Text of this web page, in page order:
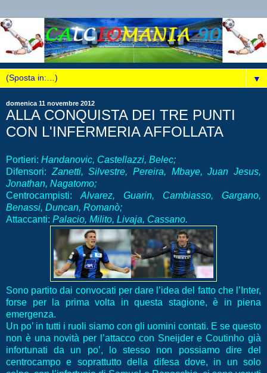
▼
domenica 11 novembre 2012
ALLA CONQUISTA DEI TRE PUNTI
CON L'INFERMERIA AFFOLLATA
Portieri: Handanovic, Castellazzi, Belec;
Difensori:Zanetti, Silvestre, Pereira, Mbaye, Juan Jesus,
Jonathan, Nagatomo;
Centrocampisti:Alvarez, Guarin, Cambiasso, Gargano,
Benassi, Duncan, Romanò;
Attaccanti: Palacio, Milito, Livaja, Cassano.
Sono partito dai convocati per dare l’idea del fatto che l’Inter,
forse per la prima volta in questa stagione, è in piena
emergenza.
Un po’ in tutti i ruoli siamo con gli uomini contati. E se questo
non è una novità per l’attacco con Sneijder e Coutinho già
infortunati da un po’, lo stesso non possiamo dire del
centrocampo e soprattutto della difesa dove, in un solo